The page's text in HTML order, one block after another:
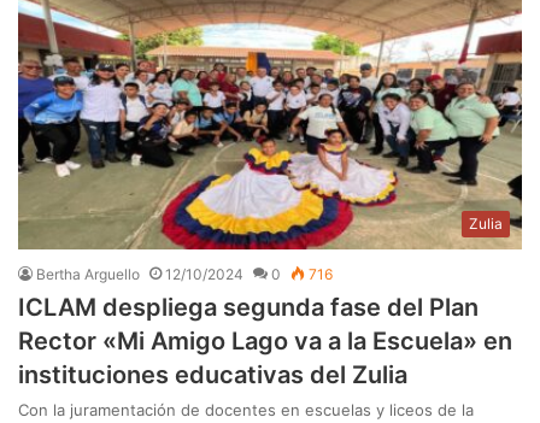
Zulia
Bertha Arguello 12/10/2024 0 716
ICLAM despliega segunda fase del Plan
Rector «Mi Amigo Lago va a la Escuela» en
instituciones educativas del Zulia
Con la juramentación de docentes en escuelas y liceos de la